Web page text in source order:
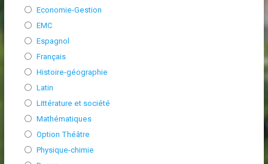
Economie-Gestion
EMC
Espagnol
Français
Histoire-géographie
Latin
Littérature et société
Mathématiques
Option Théâtre
Physique-chimie